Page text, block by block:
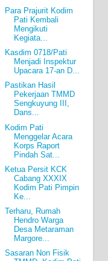
Para Prajurit Kodim
Pati Kembali
Mengikuti
Kegiata...
Kasdim 0718/Pati
Menjadi Inspektur
Upacara 17-an D...
Pastikan Hasil
Pekerjaan TMMD
Sengkuyung III,
Dans...
Kodim Pati
Menggelar Acara
Korps Raport
Pindah Sat...
Ketua Persit KCK
Cabang XXXIX
Kodim Pati Pimpin
Ke...
Terharu, Rumah
Hendro Warga
Desa Metaraman
Margore...
Sasaran Non Fisik